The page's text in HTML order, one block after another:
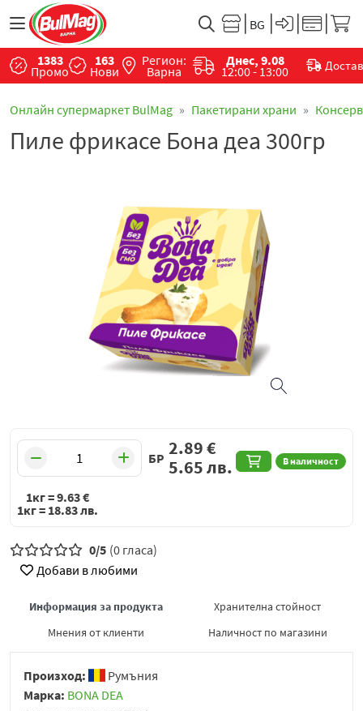
1383
Промо
163
Нови
Регион:
Варна
Днес, 9.08
12:00 - 13:00
Онлайн супермаркет BulMag Пакетирани храни
Пиле фрикасе Бона деа 300гр
БР В наличност
2.89€
5.65лв.
1кг =9.63€
1кг = 18.83лв.
0/5 (0 гласа)
Добави в любими
Информация за продукта
Хранителна стойност
Мнения от клиенти
Наличност по магазини
Произход:
Румъния
Марка: BONA DEA